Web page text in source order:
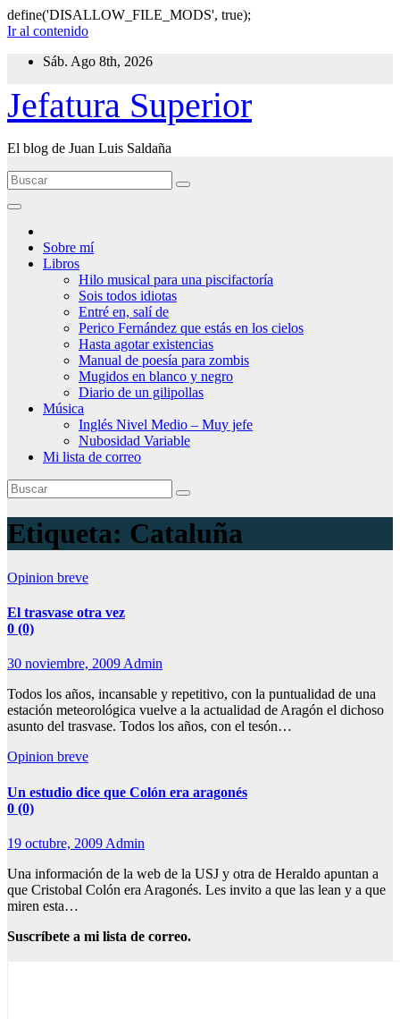
define('DISALLOW_FILE_MODS', true);
Ir al contenido
Sáb. Ago 8th, 2026
Jefatura Superior
El blog de Juan Luis Saldaña
Sobre mí
Libros
Hilo musical para una piscifactoría
Sois todos idiotas
Entré en, salí de
Perico Fernández que estás en los cielos
Hasta agotar existencias
Manual de poesía para zombis
Mugidos en blanco y negro
Diario de un gilipollas
Música
Inglés Nivel Medio – Muy jefe
Nubosidad Variable
Mi lista de correo
Etiqueta: Cataluña
Opinion breve
El trasvase otra vez
0 (0)
30 noviembre, 2009Admin
Todos los años, incansable y repetitivo, con la puntualidad de una
estación meteorológica vuelve a la actualidad de Aragón el dichoso
asunto del trasvase. Todos los años, con el tesón…
Opinion breve
Un estudio dice que Colón era aragonés
0 (0)
19 octubre, 2009 Admin
Una información de la web de la USJ y otra de Heraldo apuntan a
que Cristobal Colón era Aragonés. Les invito a que las lean y a que
miren esta…
Suscríbete a mi lista de correo.